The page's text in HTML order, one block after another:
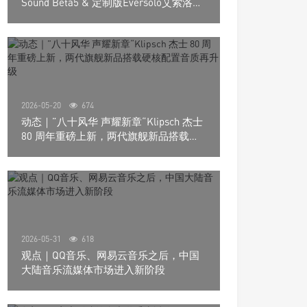
2026-05-20 674
动态｜”八十风华 声耀新章“Klipsch 杰士
80 周年重磅上新，两代旗舰新品搭载硬
2026-05-31 618
观点｜QQ音乐、网易云音乐之后，中国
大陆音乐流媒体市场进入新阶段